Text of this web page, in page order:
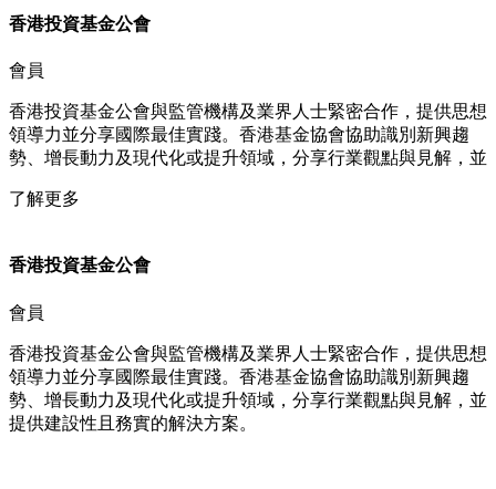
香港投資基金公會​
會員​​
香港投資基金公會與監管機構及業界人士緊密合作，提供思想
領導力並分享國際最佳實踐。香港基金協會協助識別新興趨
勢、增長動力及現代化或提升領域，分享行業觀點與見解，並
了解更多
香港投資基金公會​
會員​​
香港投資基金公會與監管機構及業界人士緊密合作，提供思想
領導力並分享國際最佳實踐。香港基金協會協助識別新興趨
勢、增長動力及現代化或提升領域，分享行業觀點與見解，並
提供建設性且務實的解決方案。​